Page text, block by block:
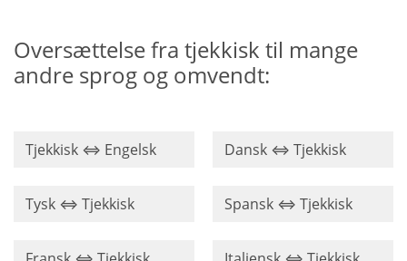
Oversættelse fra tjekkisk til mange
andre sprog og omvendt:
Tjekkisk ⇔ Engelsk Dansk ⇔ Tjekkisk
Tysk ⇔ Tjekkisk Spansk ⇔ Tjekkisk